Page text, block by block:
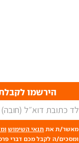
הירשמו
מאשר/ת את תנאי השימוש
ומסכים/ה לקבל מכם דברי